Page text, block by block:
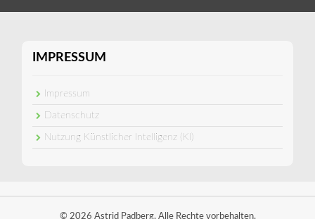
IMPRESSUM
Impressum
Datenschutz
Nutzung Künstlicher Intelligenz (KI)
© 2026 Astrid Padberg. Alle Rechte vorbehalten.